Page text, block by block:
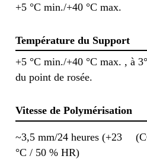
+5 °C min./+40 °C max.
Température du Support
+5 °C min./+40 °C max. , à
du point de rosée.
Vitesse de Polymérisation
~3,5 mm/24 heures (+23
°C / 50 % HR)